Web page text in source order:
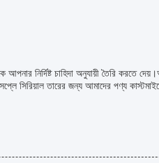
নির্দিষ্ট চাহিদা অনুযায়ী তৈরি করতে
সিরিয়াল তারের জন্য আমাদের পণ্য